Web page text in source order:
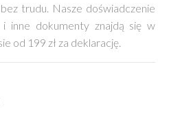
trudu. Nasze doświadczenie
i inne dokumenty znajdą się w
od 199 zł za deklarację.